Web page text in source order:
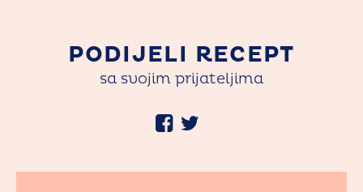
PODIJELI RECEPT
sa svojim prijateljima